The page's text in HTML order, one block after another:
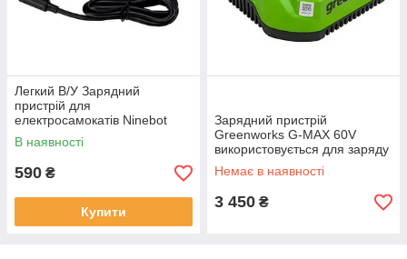
Легкий B/У Зарядний
пристрій для
електросамокатів Ninebot
Segway Xiaomi Okay ES1 ES2
ES3 ES4
В наявності
590 ₴
Купити
Зарядний пристрій
Greenworks G-MAX 60V
використовується для заряду
акумуляторних батарей серії
Greenworks 60V ємністю 2
Немає в наявності
3 450 ₴